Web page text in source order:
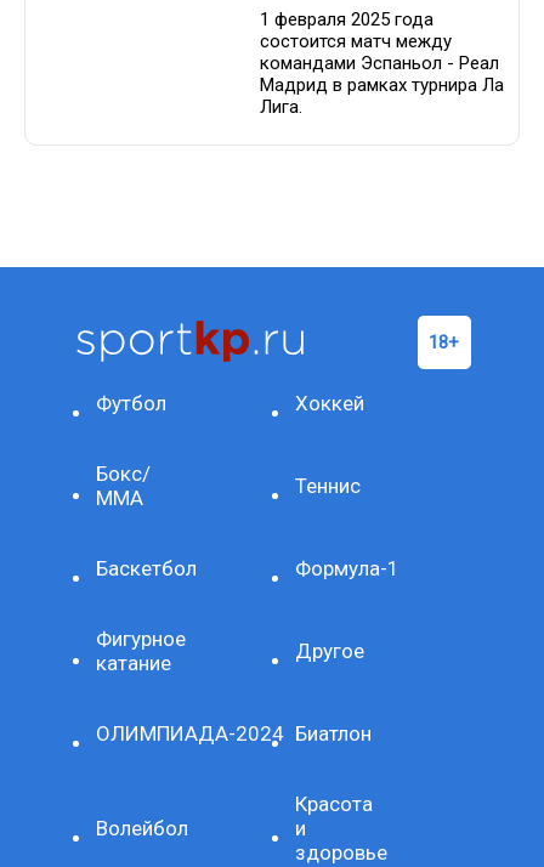
1 февраля 2025 года
состоится матч между
командами Эспаньол - Реал
Мадрид в рамках турнира Ла
Лига.
Футбол Хоккей
Бокс/
ММА
Теннис
Баскетбол Формула-1
Фигурное
катание
Другое
ОЛИМПИАДА-2024 Биатлон
Волейбол
Красота
и
здоровье